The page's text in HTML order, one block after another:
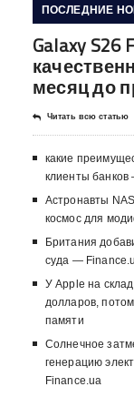
ПОСЛЕДНИЕ
Galaxy S26
месяц до
Читать всю статью
какие
клиенты
Астронавты
космос для
Британия
суда —
У Apple на
долларов,
памяти
Солнечное
генерацию
Finance.ua